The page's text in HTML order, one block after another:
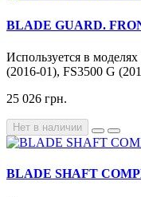
BLADE GUARD.
Используется в
(2016-01), FS3500 G
25 026 грн.
Нет в наличии
BLADE SHAFT